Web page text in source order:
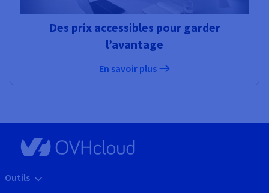
Des prix accessibles pour garder
l’avantage
En savoir plus
Outils